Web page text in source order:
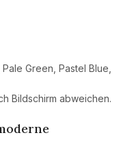
Green, Pastel Blue,
Bildschirm abweichen.